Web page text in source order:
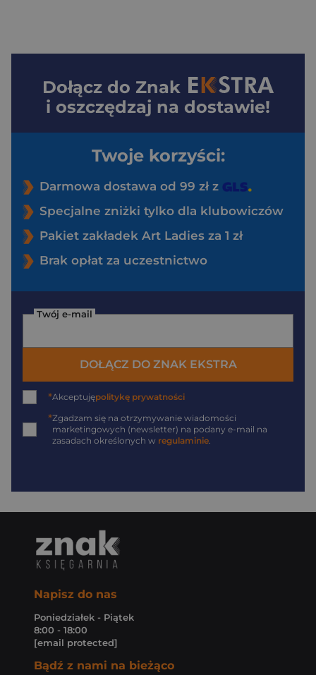
Dołącz do Znak
i oszczędzaj na dostawie!
Twoje korzyści:
Darmowa dostawa od 99 zł z
Specjalne zniżki tylko dla klubowiczów
Pakiet zakładek Art Ladies za 1 zł
Brak opłat za uczestnictwo
Twój e-mail
DOŁĄCZ DO ZNAK EKSTRA
*Akceptujępolitykę prywatności
*Zgadzam się na otrzymywanie wiadomości
marketingowych (newsletter) na podany e-mail na
zasadach określonych w regulaminie.
Napisz do nas
Poniedziałek - Piątek
8:00 - 18:00
[email protected]
Bądź z nami na bieżąco